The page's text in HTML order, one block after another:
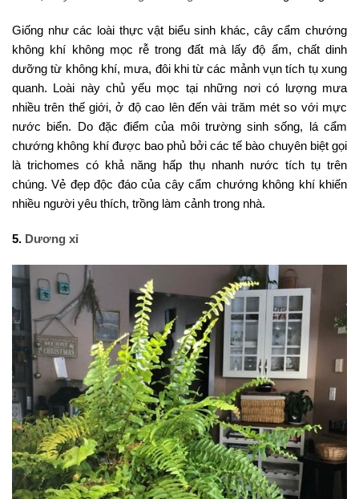
Giống như các loài thực vật biểu sinh khác, cây cẩm chướng
không khí không mọc rễ trong đất mà lấy độ ẩm, chất dinh
dưỡng từ không khí, mưa, đôi khi từ các mảnh vụn tích tụ xung
quanh. Loài này chủ yếu mọc tại những nơi có lượng mưa
nhiều trên thế giới, ở độ cao lên đến vài trăm mét so với mực
nước biển. Do đặc điểm của môi trường sinh sống, lá cẩm
chướng không khí được bao phủ bởi các tế bào chuyên biệt gọi
là trichomes có khả năng hấp thụ nhanh nước tích tụ trên
chúng. Vẻ đẹp độc đáo của cây cẩm chướng không khí khiến
nhiều người yêu thích, trồng làm cảnh trong nhà.
5. Dương xỉ